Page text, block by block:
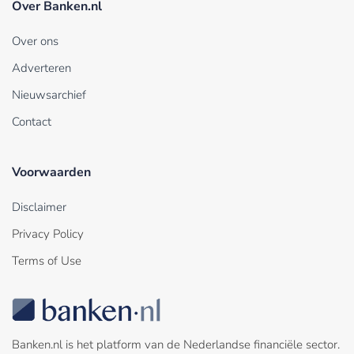
Over Banken.nl
Over ons
Adverteren
Nieuwsarchief
Contact
Voorwaarden
Disclaimer
Privacy Policy
Terms of Use
Banken.nl is het platform van de Nederlandse financiële sector.